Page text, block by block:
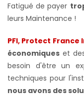
Fatigué de payer
leurs Maintenance !
PFI, Protect France
économiques et
besoin d'être un
techniques pour
nous avons des